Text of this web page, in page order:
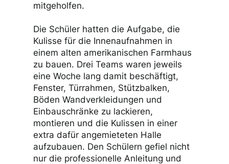
mitgeholfen.
Die Schüler hatten die Aufgabe, die
Kulisse für die Innenaufnahmen in
einem alten amerikanischen Farmhaus
zu bauen. Drei Teams waren jeweils
eine Woche lang damit beschäftigt,
Fenster, Türrahmen, Stützbalken,
Böden Wandverkleidungen und
Einbauschränke zu lackieren,
montieren und die Kulissen in einer
extra dafür angemieteten Halle
aufzubauen. Den Schülern gefiel nicht
nur die professionelle Anleitung und